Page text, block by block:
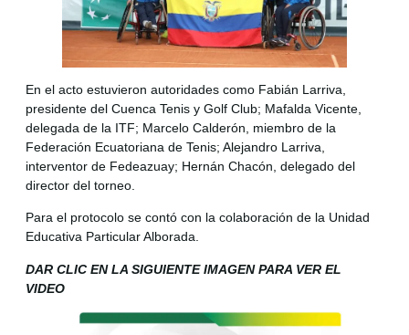
En el acto estuvieron autoridades como Fabián Larriva,
presidente del Cuenca Tenis y Golf Club; Mafalda Vicente,
delegada de la ITF; Marcelo Calderón, miembro de la
Federación Ecuatoriana de Tenis; Alejandro Larriva,
interventor de Fedeazuay; Hernán Chacón, delegado del
director del torneo.
Para el protocolo se contó con la colaboración de la Unidad
Educativa Particular Alborada.
DAR CLIC EN LA SIGUIENTE IMAGEN PARA VER EL
VIDEO